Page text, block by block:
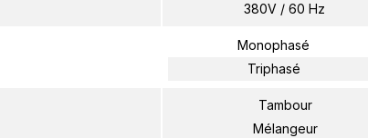
380V / 60 Hz
Monophasé
Triphasé
Tambour
Mélangeur